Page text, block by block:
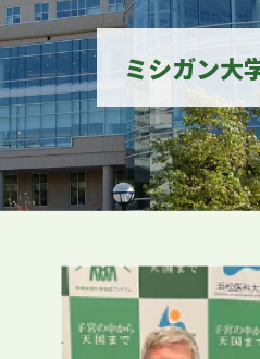
ミシガン大